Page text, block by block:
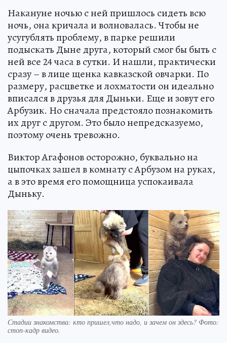
Накануне ночью с ней пришлось сидеть всю
ночь, она кричала и волновалась. Чтобы не
усугублять проблему, в парке решили
подыскать Дыне друга, который смог бы быть с
ней все 24 часа в сутки. И нашли, практически
сразу – в лице щенка кавказской овчарки. По
размеру, расцветке и лохматости он идеально
вписался в друзья для Дыньки. Еще и зовут его
Арбузик. Но сначала предстояло познакомить
их друг с другом. Это было непредсказуемо,
поэтому очень тревожно.
Виктор Агафонов осторожно, буквально на
цыпочках зашел в комнату с Арбузом на руках,
а в это время его помощница успокаивала
Дыньку.
Стадии знакомства: кто пришел,что надо, и зачем он здесь? Фото:
стоп-кадр видео.